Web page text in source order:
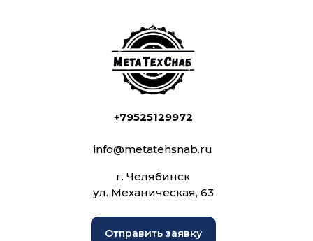
+79525129972
info@metatehsnab.ru
г. Челябинск
ул. Механическая, 63
Отправить заявку